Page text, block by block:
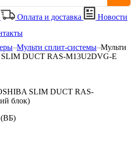
Оплата и доставка
Новости
Мульти сплит-системы Мульти
SLIM DUCT RAS-M13U2DVG-E
SLIM DUCT RAS-
блок)